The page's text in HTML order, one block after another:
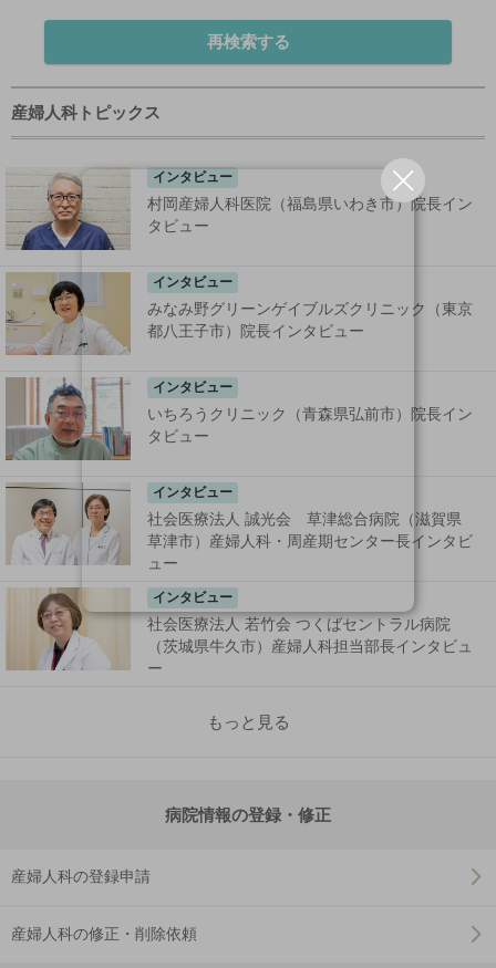
再検索する
産婦人科トピックス
インタビュー
村岡産婦人科医院（福島県いわき市）院長イン
タビュー
インタビュー
みなみ野グリーンゲイブルズクリニック（東京
都八王子市）院長インタビュー
インタビュー
いちろうクリニック（青森県弘前市）院長イン
タビュー
インタビュー
社会医療法人 誠光会 草津総合病院（滋賀県
草津市）産婦人科・周産期センター長インタビ
ュー
インタビュー
社会医療法人 若竹会 つくばセントラル病院
（茨城県牛久市）産婦人科担当部長インタビュ
ー
もっと見る
病院情報の登録・修正
産婦人科の登録申請
産婦人科の修正・削除依頼